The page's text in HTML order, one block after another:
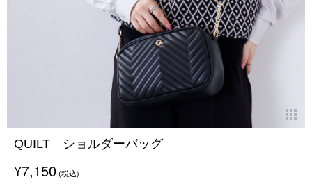
QUILT ショルダーバッグ
¥7,150(税込)